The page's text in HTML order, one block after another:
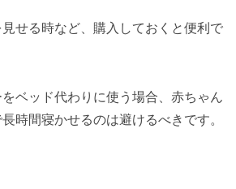
せる時など、購入しておくと便利で
ベッド代わりに使う場合、赤ちゃん
時間寝かせるのは避けるべきです。